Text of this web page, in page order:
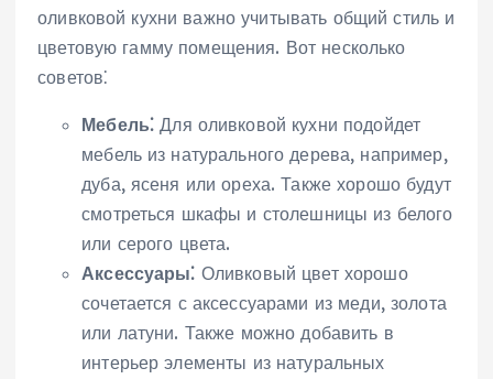
оливковой кухни важно учитывать общий стиль и
цветовую гамму помещения. Вот несколько
советов⁚
Мебель⁚ Для оливковой кухни подойдет
мебель из натурального дерева, например,
дуба, ясеня или ореха. Также хорошо будут
смотреться шкафы и столешницы из белого
или серого цвета.
Аксессуары⁚ Оливковый цвет хорошо
сочетается с аксессуарами из меди, золота
или латуни. Также можно добавить в
интерьер элементы из натуральных